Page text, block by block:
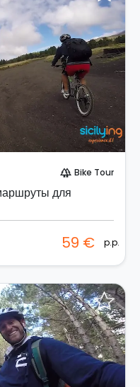
forest Bike Tour
для
59 € p.p.